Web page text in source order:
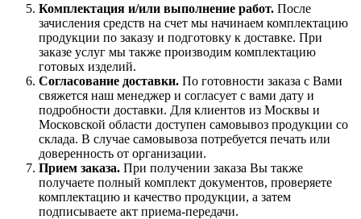
Комплектация и/или выполнение работ. После
зачисления средств на счет мы начинаем комплектацию
продукции по заказу и подготовку к доставке. При
заказе услуг мы также производим комплектацию
готовых изделий.
Согласование доставки. По готовности заказа с Вами
свяжется наш менеджер и согласует с вами дату и
подробности доставки. Для клиентов из Москвы и
Московской области доступен самовывоз продукции со
склада. В случае самовывоза потребуется печать или
доверенность от организации.
Прием заказа. При получении заказа Вы также
получаете полный комплект документов, проверяете
комплектацию и качество продукции, а затем
подписываете акт приема-передачи.